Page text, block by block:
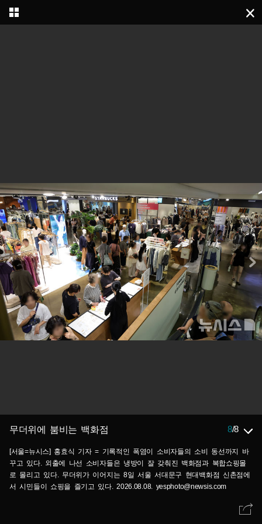
무더위에 붐비는 백화점 8/8
[서울=뉴시스] 홍효식 기자 = 기록적인 폭염이 소비자들의 소비 동선까지 바
꾸고 있다. 외출에 나선 소비자들은 냉방이 잘 갖춰진 백화점과 복합쇼핑몰
로 몰리고 있다. 무더위가 이어지는 8일 서울 서대문구 현대백화점 신촌점에
서 시민들이 쇼핑을 즐기고 있다. 2026.08.08. yesphoto@newsis.com